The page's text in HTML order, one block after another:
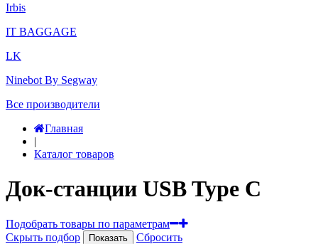
Irbis
IT BAGGAGE
LK
Ninebot By Segway
Все производители
Главная
|
Каталог товаров
Док-станции USB Type C
Подобрать товары по параметрам
Скрыть подбор
Показать
Сбросить